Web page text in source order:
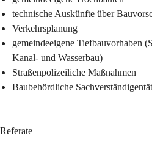
technische Auskünfte über
Verkehrsplanung
gemeindeeigene Tiefbauvorhaben
Kanal- und Wasserbau)
Straßenpolizeiliche Maßnahmen
Baubehördliche
Referate